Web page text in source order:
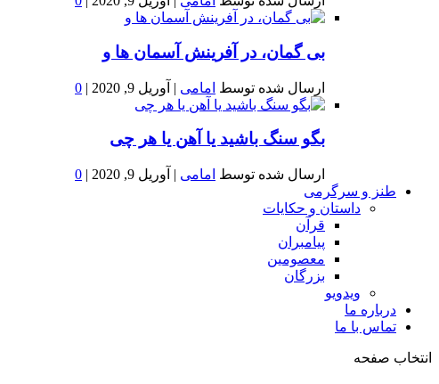
بى گمان، در آفرينش آسمان ها و
ارسال شده توسط امامی | آوریل 9, 2020 |
0
بگو سنگ باشید یا آهن یا هر چی
ارسال شده توسط امامی | آوریل 9, 2020 |
0
طنز و سرگرمی
داستان و حکایات
قرآن
پیامبران
معصومین
بزرگان
ویدویو
درباره ما
تماس با ما
انتخاب صفحه